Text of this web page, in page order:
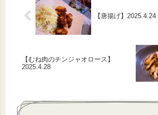
【唐揚げ】2025.4.24
【むね肉のチンジャオロース】
2025.4.28